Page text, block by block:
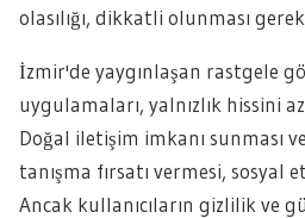
olasılığı, dikkatli olunması
İzmir'de yaygınlaşan rastgele
uygulamaları, yalnızlık hissini
Doğal iletişim imkanı sunması
tanışma fırsatı vermesi, sosyal
Ancak kullanıcıların gizlilik ve